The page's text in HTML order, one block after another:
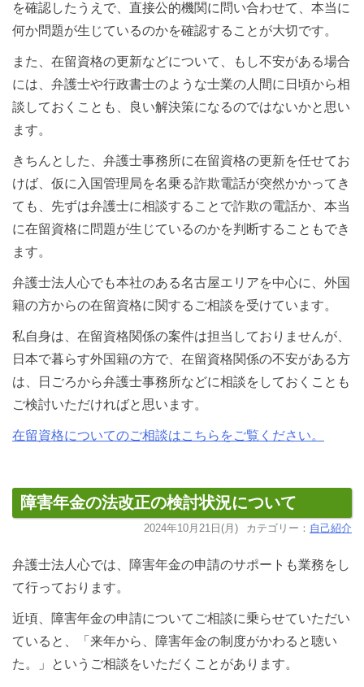
を確認したうえで、直接公的機関に問い合わせて、本当に
何か問題が生じているのかを確認することが大切です。
また、在留資格の更新などについて、もし不安がある場合
には、弁護士や行政書士のような士業の人間に日頃から相
談しておくことも、良い解決策になるのではないかと思い
ます。
きちんとした、弁護士事務所に在留資格の更新を任せてお
けば、仮に入国管理局を名乗る詐欺電話が突然かかってき
ても、先ずは弁護士に相談することで詐欺の電話か、本当
に在留資格に問題が生じているのかを判断することもでき
ます。
弁護士法人心でも本社のある名古屋エリアを中心に、外国
籍の方からの在留資格に関するご相談を受けています。
私自身は、在留資格関係の案件は担当しておりませんが、
日本で暮らす外国籍の方で、在留資格関係の不安がある方
は、日ごろから弁護士事務所などに相談をしておくことも
ご検討いただければと思います。
在留資格についてのご相談はこちらをご覧ください。
障害年金の法改正の検討状況について
2024年10月21日(月) カテゴリー： 自己紹介
弁護士法人心では、障害年金の申請のサポートも業務をし
て行っております。
近頃、障害年金の申請についてご相談に乗らせていただい
ていると、「来年から、障害年金の制度がかわると聴い
た。」というご相談をいただくことがあります。